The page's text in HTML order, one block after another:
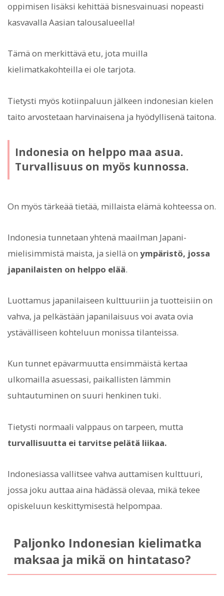
oppimisen lisäksi kehittää bisnesvainuasi nopeasti
kasvavalla Aasian talousalueella!
Tämä on merkittävä etu, jota muilla
kielimatkakohteilla ei ole tarjota.
Tietysti myös kotiinpaluun jälkeen indonesian kielen
taito arvostetaan harvinaisena ja hyödyllisenä taitona.
Indonesia on helppo maa asua.
Turvallisuus on myös kunnossa.
On myös tärkeää tietää, millaista elämä kohteessa on.
Indonesia tunnetaan yhtenä maailman Japani-
mielisimmistä maista, ja siellä on ympäristö, jossa
japanilaisten on helppo elää.
Luottamus japanilaiseen kulttuuriin ja tuotteisiin on
vahva, ja pelkästään japanilaisuus voi avata ovia
ystävälliseen kohteluun monissa tilanteissa.
Kun tunnet epävarmuutta ensimmäistä kertaa
ulkomailla asuessasi, paikallisten lämmin
suhtautuminen on suuri henkinen tuki.
Tietysti normaali valppaus on tarpeen, mutta
turvallisuutta ei tarvitse pelätä liikaa.
Indonesiassa vallitsee vahva auttamisen kulttuuri,
jossa joku auttaa aina hädässä olevaa, mikä tekee
opiskeluun keskittymisestä helpompaa.
Paljonko Indonesian kielimatka
maksaa ja mikä on hintataso?